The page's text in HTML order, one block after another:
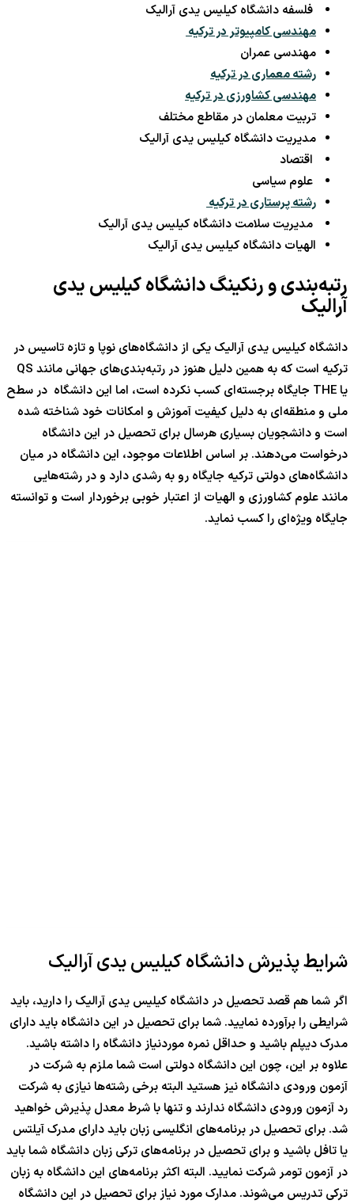
فلسفه دانشگاه کیلیس یدی آرالیک
مهندسی کامپیوتر در ترکیه
مهندسی عمران
رشته معماری در ترکیه
مهندسی کشاورزی در ترکیه
تربیت معلمان در مقاطع مختلف
مدیریت دانشگاه کیلیس یدی آرالیک
اقتصاد
علوم سیاسی
رشته پرستاری در ترکیه
مدیریت سلامت دانشگاه کیلیس یدی آرالیک
الهیات دانشگاه کیلیس یدی آرالیک
رتبه‌بندی و رنکینگ دانشگاه کیلیس یدی
آرالیک
دانشگاه کیلیس یدی آرالیک یکی از دانشگاه‌های نوپا و تازه تاسیس در
ترکیه است که به همین دلیل هنوز در رتبه‌بندی‌های جهانی مانند QS
یا THE جایگاه برجسته‌ای کسب نکرده است، اما این دانشگاه در سطح
ملی و منطقه‌ای به دلیل کیفیت آموزش و امکانات خود شناخته شده
است و دانشجویان بسیاری هرسال برای تحصیل در این دانشگاه
درخواست می‌دهند. بر اساس اطلاعات موجود، این دانشگاه در میان
دانشگاه‌های دولتی ترکیه جایگاه رو به رشدی دارد و در رشته‌هایی
مانند علوم کشاورزی و الهیات از اعتبار خوبی برخوردار است و توانسته
جایگاه ویژه‌ای را کسب نماید.
شرایط پذیرش دانشگاه کیلیس یدی آرالیک
اگر شما هم قصد تحصیل در دانشگاه کیلیس یدی آرالیک را دارید، باید
شرایطی را برآورده نمایید. شما برای تحصیل در این دانشگاه باید دارای
مدرک دیپلم باشید و حداقل نمره موردنیاز دانشگاه را داشته باشید.
علاوه بر این، چون این دانشگاه دولتی است شما ملزم به شرکت در
آزمون ورودی دانشگاه نیز هستید البته برخی رشته‌‎ها نیازی به شرکت
رد آزمون ورودی دانشگاه ندارند و تنها با شرط معدل پذیرش خواهید
شد. برای تحصیل در برنامه‌های انگلیسی زبان باید دارای مدرک آیلتس
یا تافل باشید و برای تحصیل در برنامه‌های ترکی زبان دانشگاه شما باید
در آزمون تومر شرکت نمایید. البته اکثر برنامه‌های این دانشگاه به زبان
ترکی تدریس می‌شوند. مدارک مورد نیاز برای تحصیل در این دانشگاه